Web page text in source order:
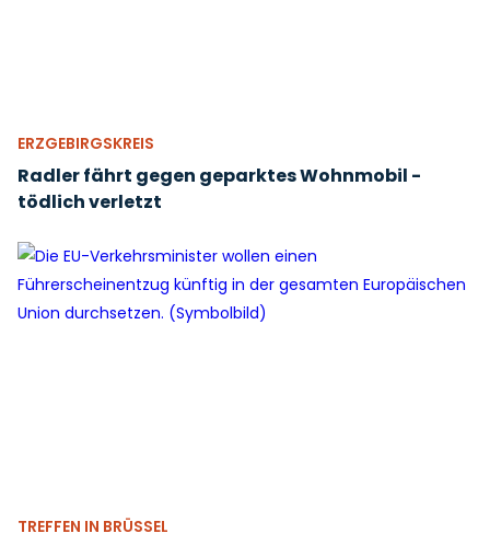
ERZGEBIRGSKREIS
Radler fährt gegen geparktes Wohnmobil -
tödlich verletzt
TREFFEN IN BRÜSSEL